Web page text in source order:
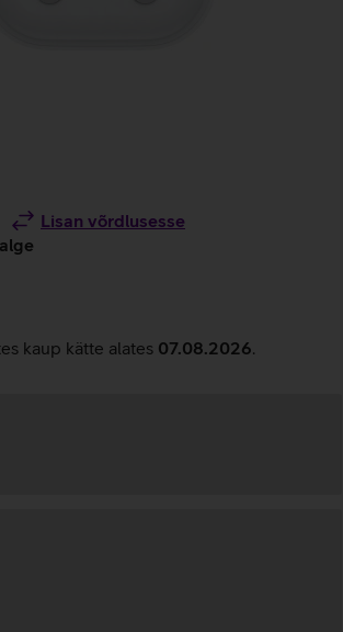
Lisan võrdlusesse
kaup kätte alates 07.08.2026